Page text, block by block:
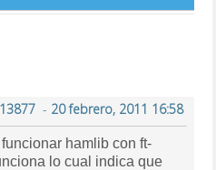
- 20 febrero, 2011 16:58
lo cual indica que